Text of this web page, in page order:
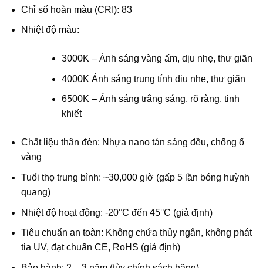
Chỉ số hoàn màu (CRI): 83
Nhiệt độ màu:
3000K – Ánh sáng vàng ấm, dịu nhẹ, thư giãn
4000K Ánh sáng trung tính dịu nhẹ, thư giãn
6500K – Ánh sáng trắng sáng, rõ ràng, tinh
khiết
Chất liệu thân đèn: Nhựa nano tán sáng đều, chống ố
vàng
Tuổi thọ trung bình: ~30,000 giờ (gấp 5 lần bóng huỳnh
quang)
Nhiệt độ hoạt động: -20°C đến 45°C (giả định)
Tiêu chuẩn an toàn: Không chứa thủy ngân, không phát
tia UV, đạt chuẩn CE, RoHS (giả định)